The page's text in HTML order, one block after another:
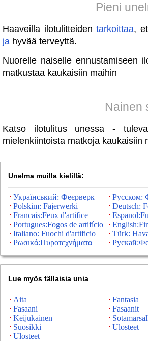
Pieni
Haaveilla ilotulitteidentarkoittaa,
ja hyvää terveyttä.
Nuorelle naiselle ennustamiseen
matkustaa kaukaisiin maihin
Nainen
Katso ilotulitus unessa -
mielenkiintoista matkoja kaukaisiin
Unelma muilla kielillä:
Український: Феєрверк
Русском:
Polskim: Fajerwerki
Deutsch:
Francais:Feux d'artifice
Portugues:Fogos de artifício
Italiano: Fuochi d'artificio
Türk:
Ρωσικά:Πυροτεχνήματα
Lue myös tällaisia ​​unia
Aita
Fantasia
Fasaani
Fasaanit
Keijukainen
Suosikki
Ulosteet
Ulosteet